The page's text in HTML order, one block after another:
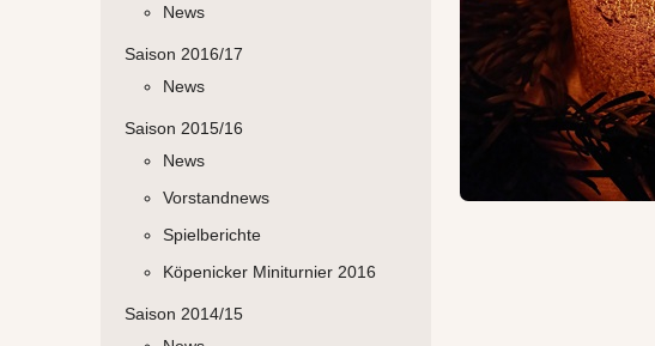
News
Saison 2016/17
News
Saison 2015/16
News
Vorstandnews
Spielberichte
Köpenicker Miniturnier 2016
Saison 2014/15